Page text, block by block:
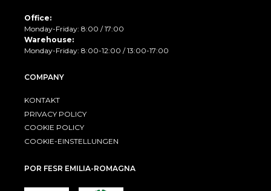
Office:
Monday-Friday: 8:00 / 17:00
Warehouse:
Monday-Friday: 8:00-12:00 / 13:00-17:00
COMPANY
KONTAKT
PRIVACY POLICY
COOKIE POLICY
COOKIE-EINSTELLUNGEN
POR FESR EMILIA-ROMAGNA